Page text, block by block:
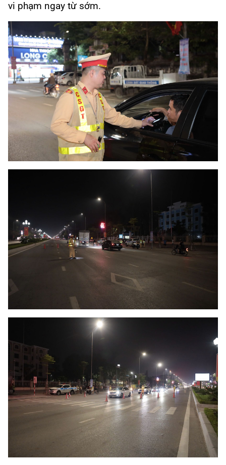
vi phạm ngay từ sớm.